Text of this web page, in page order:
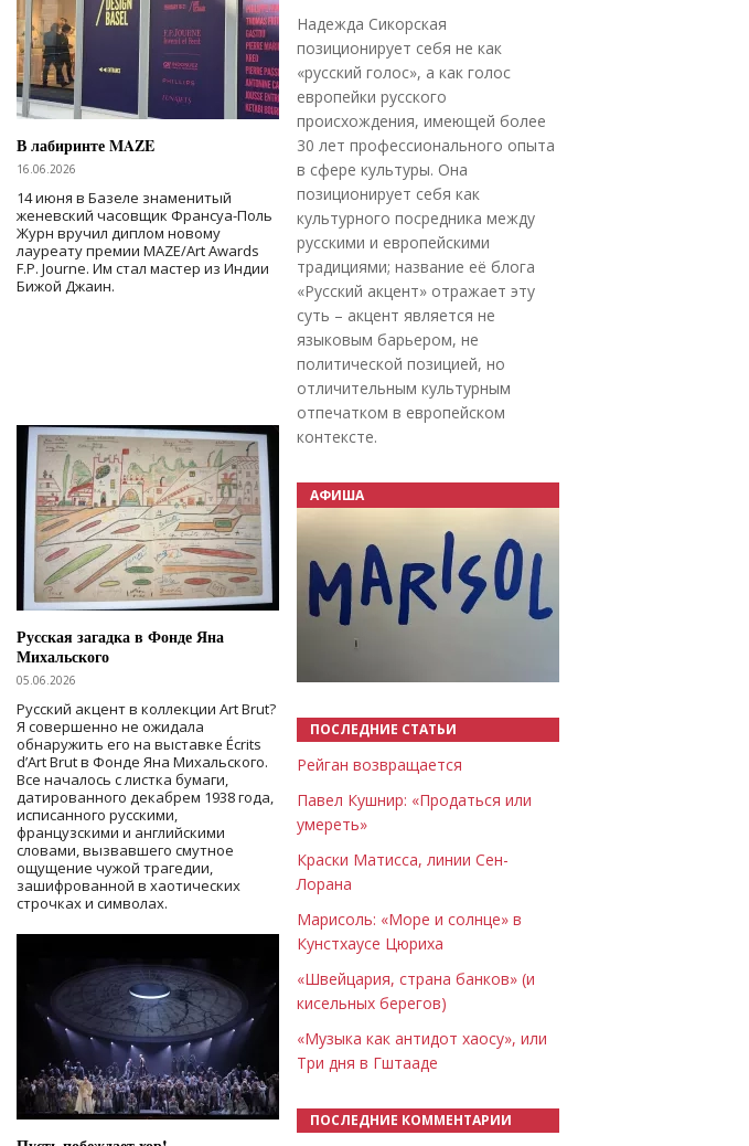
В лабиринте MAZE
16.06.2026
14 июня в Базеле знаменитый
женевский часовщик Франсуа-Поль
Журн вручил диплом новому
лауреату премии MAZE/Art Awards
F.P. Journe. Им стал мастер из Индии
Бижой Джаин.
Русская загадка в Фонде Яна
Михальского
05.06.2026
Русский акцент в коллекции Art Brut?
Я совершенно не ожидала
обнаружить его на выставке Écrits
d’Art Brut в Фонде Яна Михальского.
Все началось с листка бумаги,
датированного декабрем 1938 года,
исписанного русскими,
французскими и английскими
словами, вызвавшего смутное
ощущение чужой трагедии,
зашифрованной в хаотических
строчках и символах.
Надежда Сикорская
позиционирует себя не как
«русский голос», а как голос
европейки русского
происхождения, имеющей более
30 лет профессионального опыта
в сфере культуры. Она
позиционирует себя как
культурного посредника между
русскими и европейскими
традициями; название её блога
«Русский акцент» отражает эту
суть – акцент является не
языковым барьером, не
политической позицией, но
отличительным культурным
отпечатком в европейском
контексте.
АФИША
ПОСЛЕДНИЕ СТАТЬИ
Рейган возвращается
Павел Кушнир: «Продаться или
умереть»
Краски Матисса, линии Сен-
Лорана
Марисоль: «Море и солнце» в
Кунстхаусе Цюриха
«Швейцария, страна банков» (и
кисельных берегов)
«Музыка как антидот хаосу», или
Три дня в Гштааде
ПОСЛЕДНИЕ КОММЕНТАРИИ